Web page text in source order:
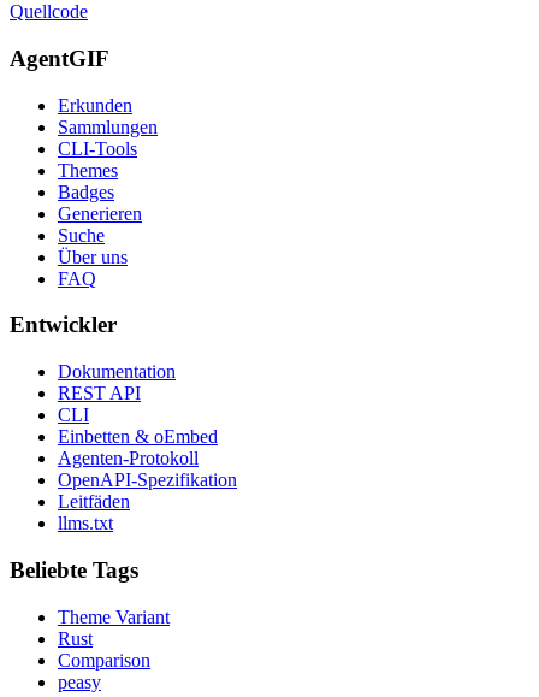
Quellcode
AgentGIF
Erkunden
Sammlungen
CLI-Tools
Themes
Badges
Generieren
Suche
Über uns
FAQ
Entwickler
Dokumentation
REST API
CLI
Einbetten & oEmbed
Agenten-Protokoll
OpenAPI-Spezifikation
Leitfäden
llms.txt
Beliebte Tags
Theme Variant
Rust
Comparison
peasy